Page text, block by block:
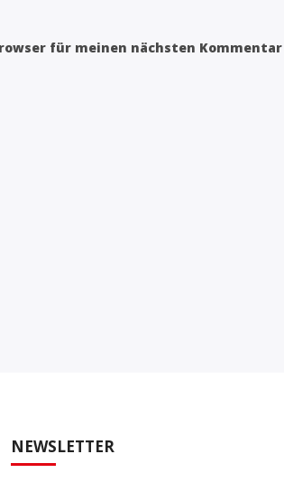
für meinen nächsten Kommentar
NEWSLETTER